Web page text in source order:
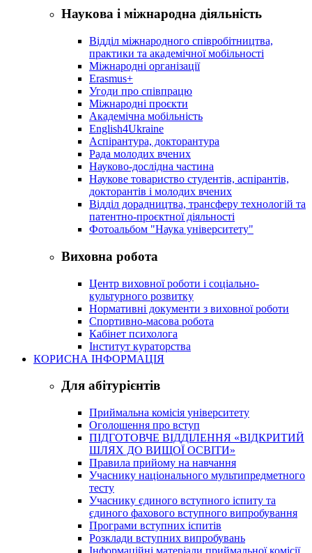
Наукова і міжнародна діяльність
Відділ міжнародного співробітництва,
практики та академічної мобільності
Міжнародні організації
Erasmus+
Угоди про співпрацю
Міжнародні проєкти
Академічна мобільність
English4Ukraine
Аспірантура, докторантура
Рада молодих вчених
Науково-дослідна частина
Наукове товариство студентів, аспірантів,
докторантів і молодих вчених
Відділ дорадництва, трансферу технологій та
патентно-проєктної діяльності
Фотоальбом "Наука університету"
Виховна робота
Центр виховної роботи і соціально-
культурного розвитку
Нормативні документи з виховної роботи
Спортивно-масова робота
Кабінет психолога
Інститут кураторства
КОРИСНА ІНФОРМАЦІЯ
Для абітурієнтів
Приймальна комісія університету
Оголошення про вступ
ПІДГОТОВЧЕ ВІДДІЛЕННЯ «ВІДКРИТИЙ
ШЛЯХ ДО ВИЩОЇ ОСВІТИ»
Правила прийому на навчання
Учаснику національного мультипредметного
тесту
Учаснику єдиного вступного іспиту та
єдиного фахового вступного випробування
Програми вступних іспитів
Розклади вступних випробувань
Інформаційні матеріали приймальної комісії